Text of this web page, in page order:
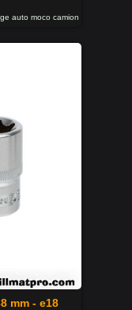
auto moco camion
mm - e18